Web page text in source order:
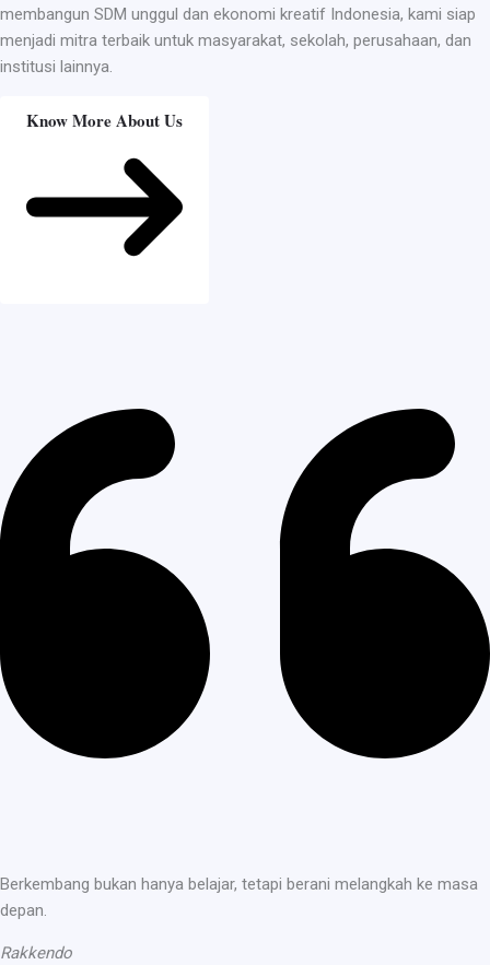
membangun SDM unggul dan ekonomi kreatif Indonesia, kami siap
menjadi mitra terbaik untuk masyarakat, sekolah, perusahaan, dan
institusi lainnya.
Know More About Us
Berkembang bukan hanya belajar, tetapi berani melangkah ke masa
depan.
Rakkendo